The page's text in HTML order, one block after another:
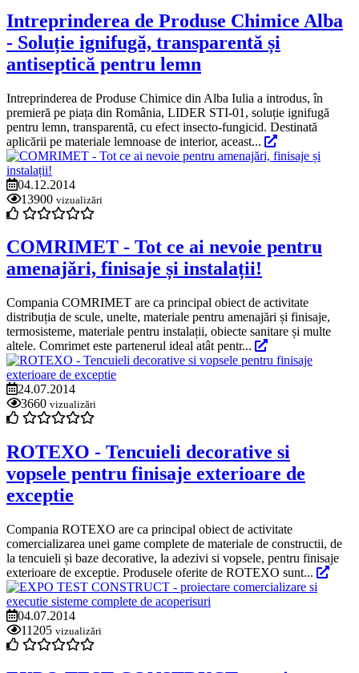
Intreprinderea de Produse Chimice Alba
- Soluție ignifugă, transparentă și
antiseptică pentru lemn
Intreprinderea de Produse Chimice din Alba Iulia a introdus, în
premieră pe piața din România, LIDER STI-01, soluție ignifugă
pentru lemn, transparentă, cu efect insecto-fungicid. Destinată
aplicării pe materiale lemnoase de interior, aceast...
04.12.2014
13900 vizualizări
COMRIMET - Tot ce ai nevoie pentru
amenajări, finisaje și instalații!
Compania COMRIMET are ca principal obiect de activitate
distribuția de scule, unelte, materiale pentru amenajări și finisaje,
termosisteme, materiale pentru instalații, obiecte sanitare și multe
altele. Comrimet este partenerul ideal atât pentr...
24.07.2014
3660 vizualizări
ROTEXO - Tencuieli decorative si
vopsele pentru finisaje exterioare de
exceptie
Compania ROTEXO are ca principal obiect de activitate
comercializarea unei game complete de materiale de constructii, de
la tencuieli și baze decorative, la adezivi si vopsele, pentru finisaje
exterioare de exceptie. Produsele oferite de ROTEXO sunt...
04.07.2014
11205 vizualizări